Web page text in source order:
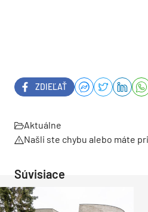
ZDIEĽAŤ
Aktuálne
Našli ste chybu alebo máte
Súvisiace